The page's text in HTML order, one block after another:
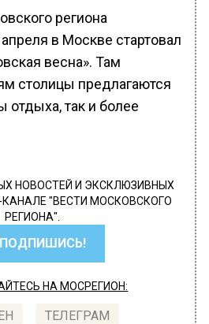
региона
апреля в Москве стартовал
весна». Там
столицы предлагаются
отдыха, так и более
НОВОСТЕЙ И ЭКСКЛЮЗИВНЫХ
"ВЕСТИ МОСКОВСКОГО
РЕГИОНА".
НА МОСРЕГИОН:
ТЕЛЕГРАМ